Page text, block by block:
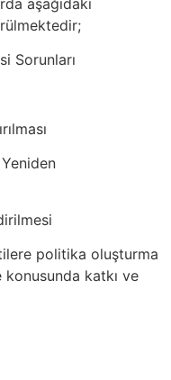
Sorunları
politika oluşturma
katkı ve